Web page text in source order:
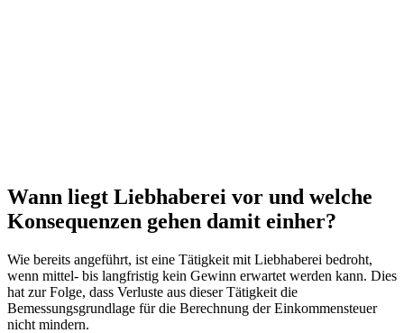
Wann liegt Liebhaberei vor und welche
Konsequenzen gehen damit einher?
Wie bereits angeführt, ist eine Tätigkeit mit Liebhaberei bedroht,
wenn mittel- bis langfristig kein Gewinn erwartet werden kann. Dies
hat zur Folge, dass Verluste aus dieser Tätigkeit die
Bemessungsgrundlage für die Berechnung der Einkommensteuer
nicht mindern.